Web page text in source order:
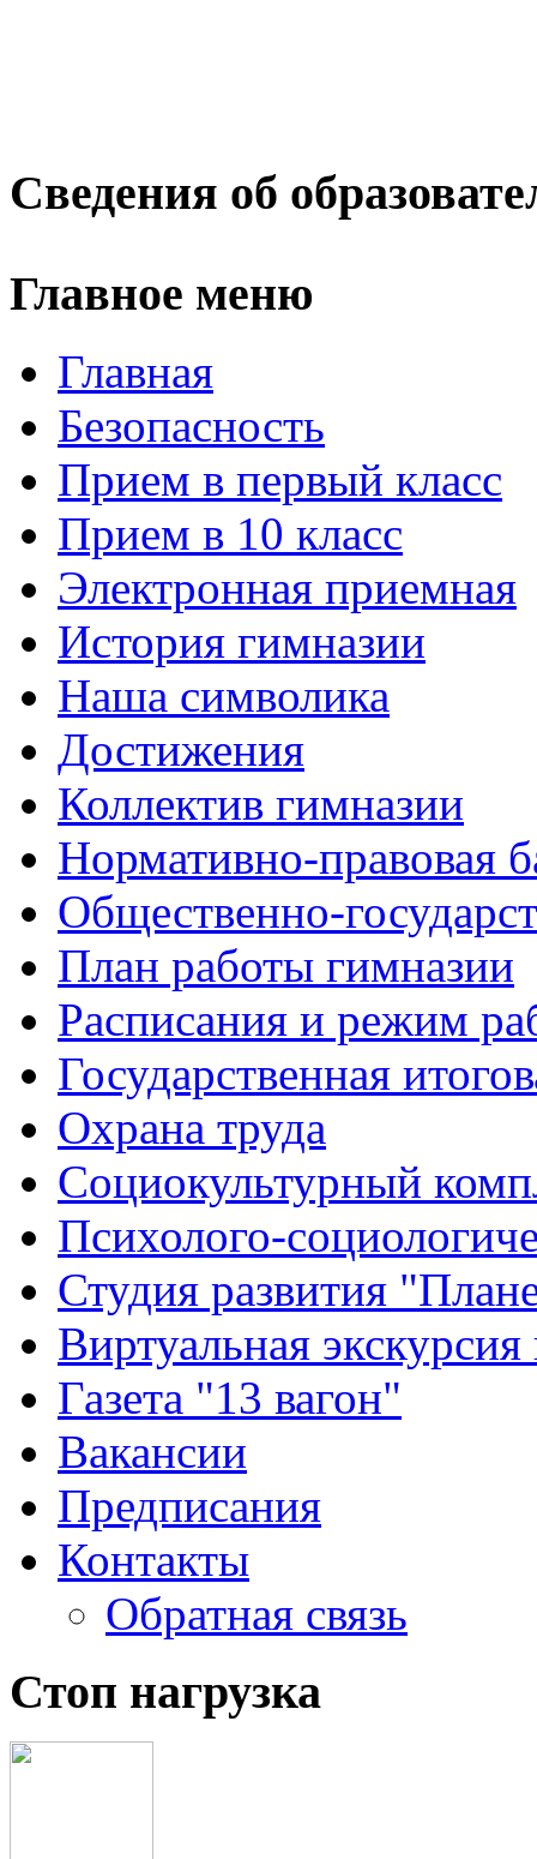
Сведения об
Главное меню
Главная
Безопасность
Прием в первый класс
Прием в 10 класс
Электронная приемная
История гимназии
Наша символика
Достижения
Коллектив гимназии
Нормативно-правовая
Общественно-
План работы гимназии
Расписания и режим
Государственная
Охрана труда
Социокультурный
Психолого-
Студия развития
Виртуальная
Газета "13 вагон"
Вакансии
Предписания
Контакты
Обратная связь
Стоп нагрузка